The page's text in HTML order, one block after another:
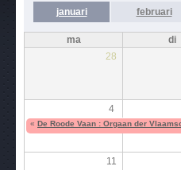
januari februari
ma di
28
4
« De Roode Vaan : Orgaan der
11